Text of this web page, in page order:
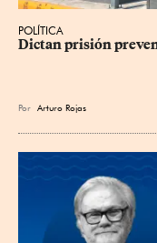
POLÍTICA
Dictan prisión
Por Arturo Rojas